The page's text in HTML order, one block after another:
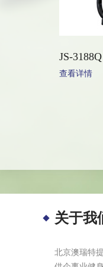
JS-
查看详情
关于我
北京澳瑞特